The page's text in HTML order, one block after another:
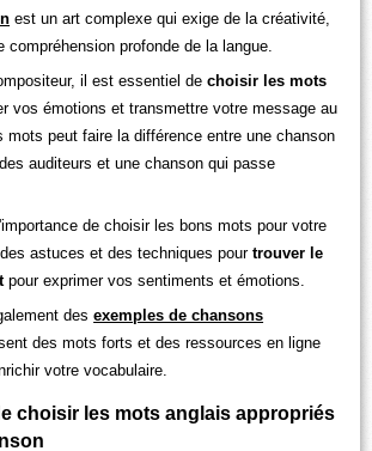
est un art complexe qui exige de la créativité,
compréhension profonde de la langue.
il est essentiel dechoisir les mots
vos émotions et transmettre votre message au
mots peut faire la différence entre une chanson
auditeurs et une chanson qui passe
de choisir les bons mots pour votre
astuces et des techniques pourtrouver le
pour exprimer vos sentiments et émotions.
desexemples de chansons
des mots forts et des ressources en ligne
votre vocabulaire.
choisir les mots anglais appropriés